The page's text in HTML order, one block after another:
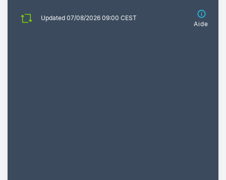
Updated 07/08/2026 09:00 CEST
Aide